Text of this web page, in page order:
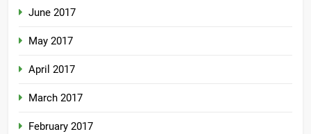
June 2017
May 2017
April 2017
March 2017
February 2017